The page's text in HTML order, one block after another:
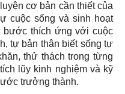
cơ bản cần thiết của
cuộc sống và sinh hoạt
bước thích ứng với cuộc
tự bản thân biết sống tự
thử thách trong từng
lũy kinh nghiệm và kỹ
trưởng thành.